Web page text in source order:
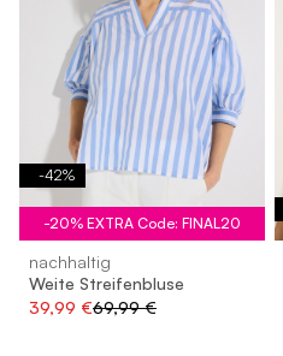
-42%
-20% EXTRA Code: FINAL20
nachhaltig
Weite Streifenbluse
39,99 €69,99 €